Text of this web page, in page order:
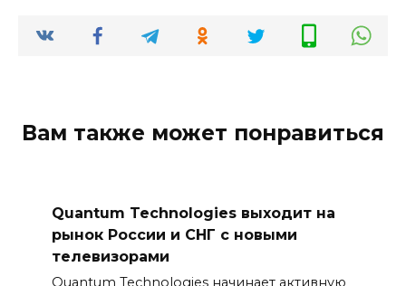
Вам также может понравиться
Quantum Technologies выходит на
рынок России и СНГ с новыми
телевизорами
Quantum Technologies начинает активную